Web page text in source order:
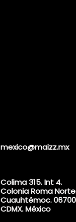
mexico@maizz.mx
Colima 315. Int 4.
Colonia Roma
Cuauhtémoc. 06700
CDMX. México